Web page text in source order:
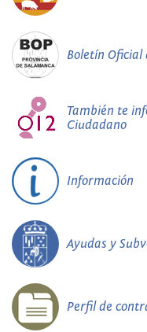
Boletín Oficial
También te
Ciudadano
Información
Ayudas y
Perfil de